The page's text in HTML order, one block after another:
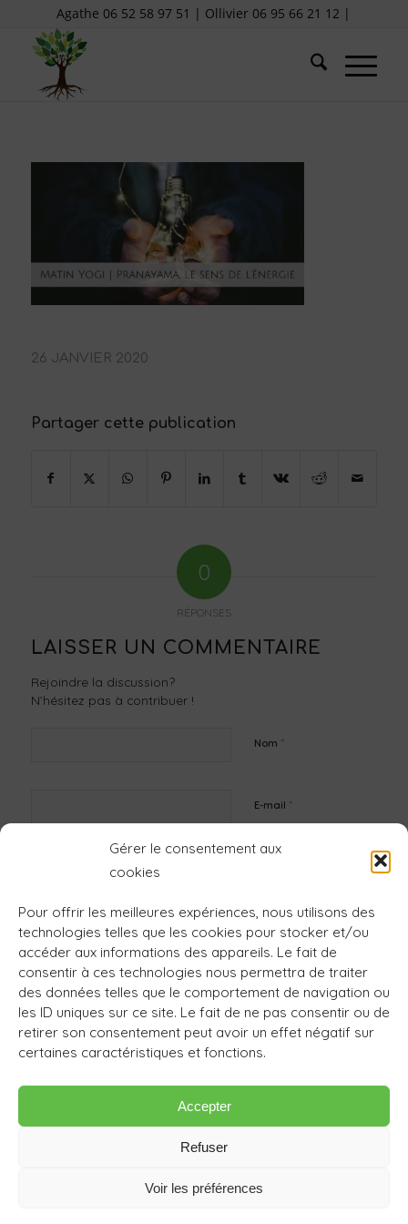
Gérer le consentement aux
cookies
Pour offrir les meilleures expériences, nous utilisons des
technologies telles que les cookies pour stocker et/ou
accéder aux informations des appareils. Le fait de
consentir à ces technologies nous permettra de traiter
des données telles que le comportement de navigation ou
les ID uniques sur ce site. Le fait de ne pas consentir ou de
retirer son consentement peut avoir un effet négatif sur
certaines caractéristiques et fonctions.
Accepter
Refuser
Voir les préférences
Agathe 06 52 58 97 51 | Ollivier 06 95 66 21 12 |
26 JANVIER 2020
Partager cette publication
0
RÉPONSES
LAISSER UN COMMENTAIRE
Rejoindre la discussion?
N’hésitez pas à contribuer !
Nom *
E-mail *